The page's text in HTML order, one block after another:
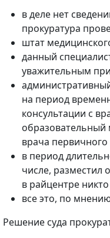
в деле нет
прокуратура
штат
данный
уважительным
на период
консультации с
образовательный
врача первичного
в период
числе, разместил
в райцентре
все это, по
Решение суда